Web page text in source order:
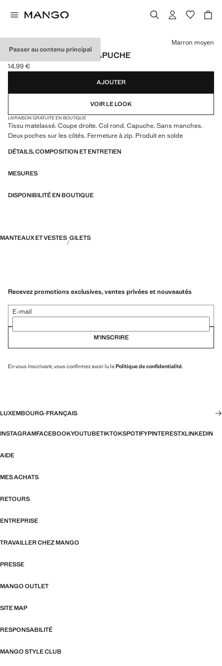
Passer au contenu principal
GILET MATELASSÉ À CAPUCHE
Prix actuel [14,99 € ]
14,99 €
Choisissez une couleur
Marron moyen
AJOUTER
VOIR LE LOOK
LIVRAISON GRATUITE EN BOUTIQUE
Tissu matelassé. Coupe droite. Col rond. Capuche. Sans manches.
Deux poches sur les côtés. Fermeture à zip. Produit en solde
DÉTAILS, COMPOSITION ET ENTRETIEN
MESURES
DISPONIBILITÉ EN BOUTIQUE
MANTEAUX ET VESTES GILETS
Recevez promotions exclusives, ventes privées et nouveautés
E-mail
M’INSCRIRE
En vous inscrivant, vous confirmez avoir lu la Politique de confidentialité.
LUXEMBOURG·FRANÇAIS
INSTAGRAMFACEBOOKYOUTUBETIKTOKSPOTIFYPINTERESTXLINKEDIN
AIDE
MES ACHATS
RETOURS
ENTREPRISE
TRAVAILLER CHEZ MANGO
PRESSE
MANGO OUTLET
SITE MAP
RESPONSABILITÉ
MANGO STYLE CLUB